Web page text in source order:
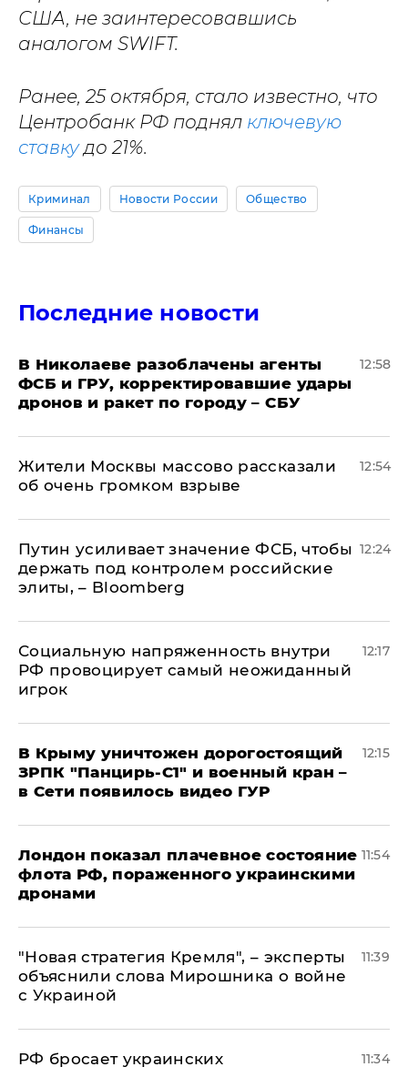
США, не заинтересовавшись
аналогом SWIFT.
Ранее, 25 октября, стало известно, что
Центробанк РФ поднял ключевую
ставкудо 21%.
Криминал Новости России Общество
Финансы
Последние новости
В Николаеве разоблачены агенты
ФСБ и ГРУ, корректировавшие удары
дронов и ракет по городу – СБУ
12:58
Жители Москвы массово рассказали
об очень громком взрыве
12:54
Путин усиливает значение ФСБ, чтобы
держать под контролем российские
элиты, – Bloomberg
12:24
Социальную напряженность внутри
РФ провоцирует самый неожиданный
игрок
12:17
В Крыму уничтожен дорогостоящий
ЗРПК "Панцирь-С1" и военный кран –
в Сети появилось видео ГУР
12:15
Лондон показал плачевное состояние
флота РФ, пораженного украинскими
дронами
11:54
"Новая стратегия Кремля", – эксперты
объяснили слова Мирошника о войне
с Украиной
11:39
РФ бросает украинских 11:34